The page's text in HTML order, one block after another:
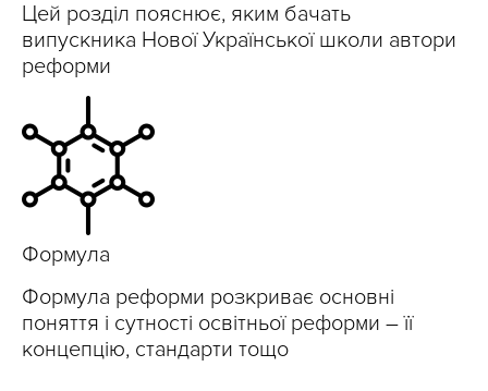
Цей розділ пояснює, яким бачать
випускника Нової Української школи автори
реформи
Формула
Формула реформи розкриває основні
поняття і сутності освітньої реформи – її
концепцію, стандарти тощо